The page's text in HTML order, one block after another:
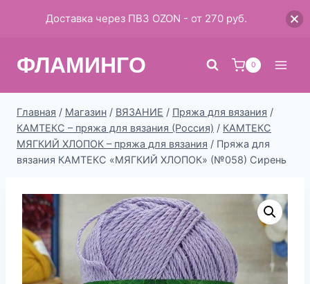
ФЛАМИНГО 0
Главная / Магазин / ВЯЗАНИЕ / Пряжа для вязания /
КАМТЕКС – пряжа для вязания (Россия) / КАМТЕКС
МЯГКИЙ ХЛОПОК – пряжа для вязания / Пряжа для
вязания КАМТЕКС «МЯГКИЙ ХЛОПОК» (№058) Сирень
Доставка через ПВЗ OZON - от 270 руб.